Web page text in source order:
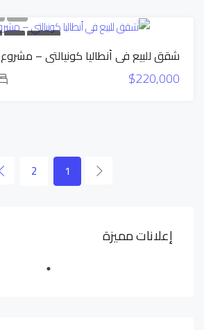
بناء جديد للبيع
شقق للبيع في أنطاليا كونيالتي – مشروع Loft Royal
$220,000
1
2
إعلانات مميزة